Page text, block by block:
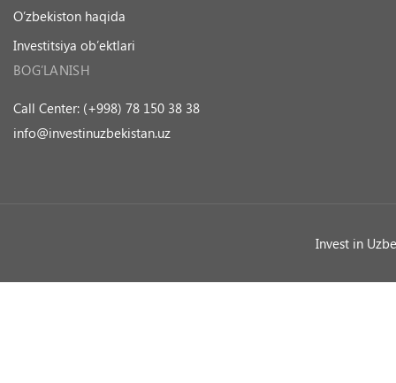
O’zbekiston haqida
Investitsiya ob’ektlari
BOG’LANISH
Call Center: (+998) 78 150 38 38
info@investinuzbekistan.uz
Invest in